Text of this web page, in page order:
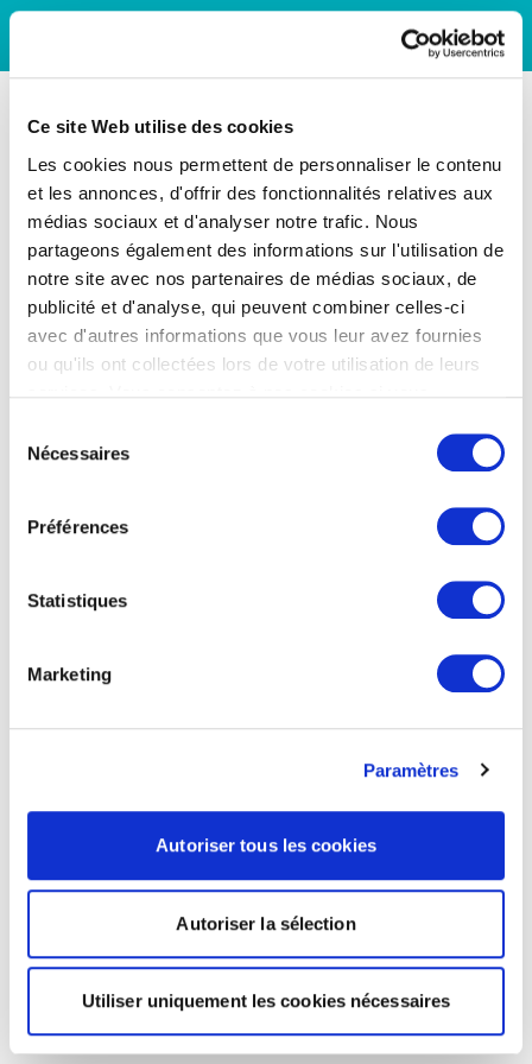
Ce site Web utilise des cookies
Les cookies nous permettent de personnaliser le contenu
et les annonces, d'offrir des fonctionnalités relatives aux
médias sociaux et d'analyser notre trafic. Nous
partageons également des informations sur l'utilisation de
notre site avec nos partenaires de médias sociaux, de
publicité et d'analyse, qui peuvent combiner celles-ci
avec d'autres informations que vous leur avez fournies
ou qu'ils ont collectées lors de votre utilisation de leurs
Nécessaires
Préférences
Statistiques
Marketing
Paramètres
Autoriser tous les cookies
Autoriser la sélection
Utiliser uniquement les cookies nécessaires